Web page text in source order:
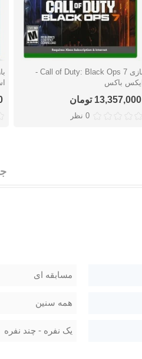
دوست داشتن
بازی Call of Duty: Black Ops 7 -
ایکس باکس
13,357,000 تومان
0 نظر
مسابقه ای
همه سنین
یک نفره - چند نفره